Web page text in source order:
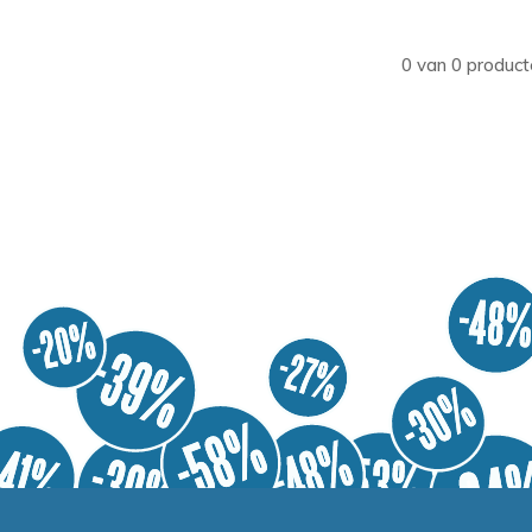
0 van 0